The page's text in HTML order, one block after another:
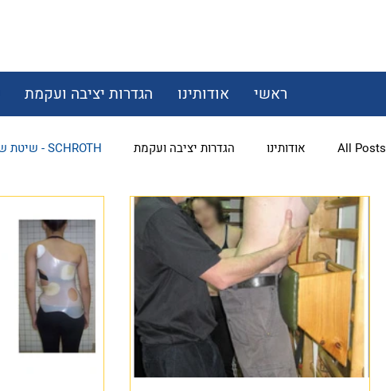
ראשי אודותינו הגדרות יציבה ועקמת
All Posts אודותינו הגדרות יציבה ועקמת SCHROTH - שיטת שרוט